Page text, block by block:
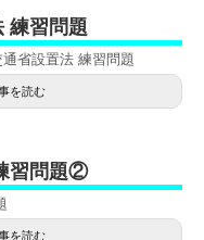
練習問題
省設置法 練習問題
を読む
習問題②
を読む